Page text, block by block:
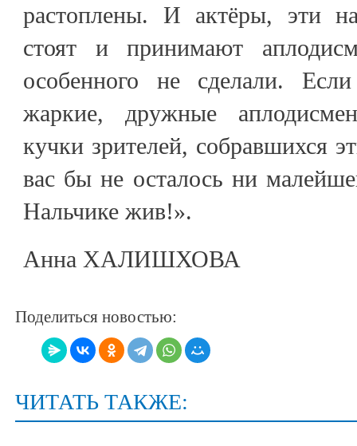
растоплены. И актёры, эти
стоят и принимают
особенного не сделали.
жаркие, дружные
кучки зрителей, собравшихся
вас бы не осталось ни
Нальчике жив!».
Анна ХАЛИШХОВА
Поделиться новостью:
ЧИТАТЬ ТАКЖЕ: